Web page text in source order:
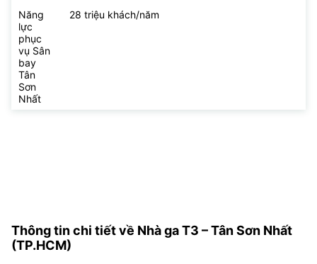
Năng
lực
phục
vụ Sân
bay
Tân
Sơn
Nhất
28 triệu khách/năm
Thông tin chi tiết về Nhà ga T3 – Tân Sơn Nhất
(TP.HCM)